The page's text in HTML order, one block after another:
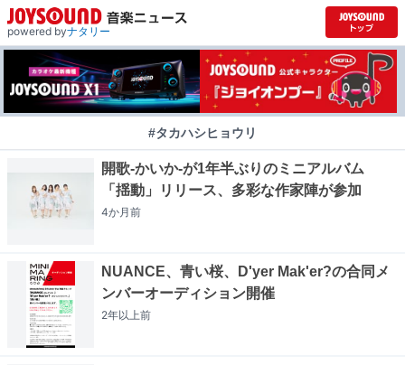
powered byナタリー
#タカハシヒョウリ
開歌-かいか-が1年半ぶりのミニアルバム
「揺動」リリース、多彩な作家陣が参加
4か月前
NUANCE、青い桜、D'yer Mak'er?の合同メ
ンバーオーディション開催
2年以上前